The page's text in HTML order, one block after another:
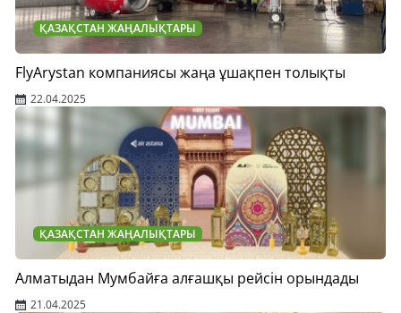
ҚАЗАҚСТАН ЖАҢАЛЫҚТАРЫ
FlyArystan компаниясы жаңа ұшақпен толықты
22.04.2025
ҚАЗАҚСТАН ЖАҢАЛЫҚТАРЫ
Алматыдан Мумбайға алғашқы рейсін орындады
21.04.2025